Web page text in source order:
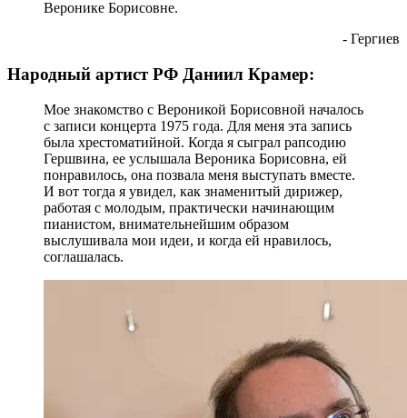
Веронике Борисовне.
- Гергиев
Народный артист РФ Даниил Крамер:
Мое знакомство с Вероникой Борисовной началось
с записи концерта 1975 года. Для меня эта запись
была хрестоматийной. Когда я сыграл рапсодию
Гершвина, ее услышала Вероника Борисовна, ей
понравилось, она позвала меня выступать вместе.
И вот тогда я увидел, как знаменитый дирижер,
работая с молодым, практически начинающим
пианистом, внимательнейшим образом
выслушивала мои идеи, и когда ей нравилось,
соглашалась.